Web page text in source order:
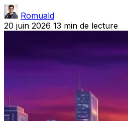
Romuald
20 juin 2026 13 min de lecture